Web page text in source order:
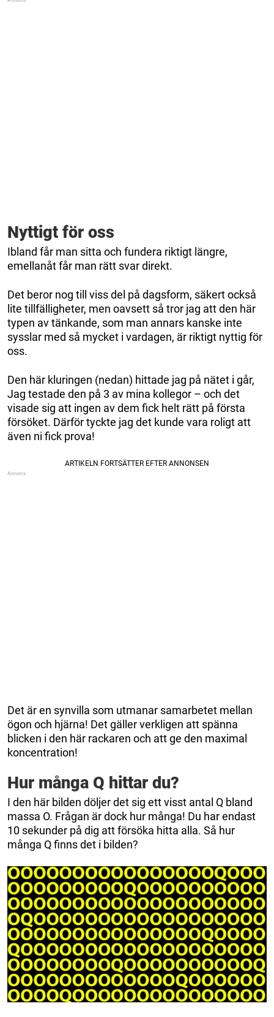
Nyttigt för oss
Ibland får man sitta och fundera riktigt längre,
emellanåt får man rätt svar direkt.
Det beror nog till viss del på dagsform, säkert också
lite tillfälligheter, men oavsett så tror jag att den här
typen av tänkande, som man annars kanske inte
sysslar med så mycket i vardagen, är riktigt nyttig för
oss.
Den här kluringen (nedan) hittade jag på nätet i går,
Jag testade den på 3 av mina kollegor – och det
visade sig att ingen av dem fick helt rätt på första
försöket. Därför tyckte jag det kunde vara roligt att
även ni fick prova!
Det är en synvilla som utmanar samarbetet mellan
ögon och hjärna! Det gäller verkligen att spänna
blicken i den här rackaren och att ge den maximal
koncentration!
Hur många Q hittar du?
I den här bilden döljer det sig ett visst antal Q bland
massa O. Frågan är dock hur många! Du har endast
10 sekunder på dig att försöka hitta alla. Så hur
många Q finns det i bilden?